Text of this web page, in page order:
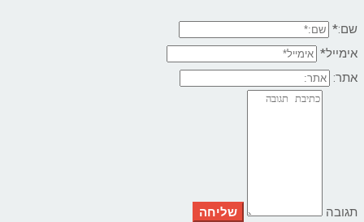
שם:*
אימייל*
אתר:
תגובה